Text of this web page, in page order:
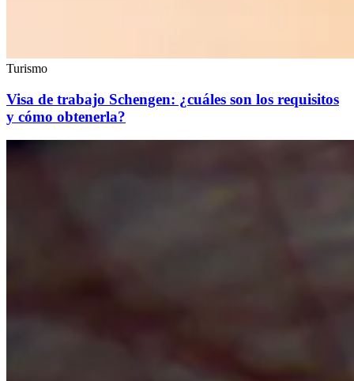
Turismo
Visa de trabajo Schengen: ¿cuáles son los requisitos
y cómo obtenerla?